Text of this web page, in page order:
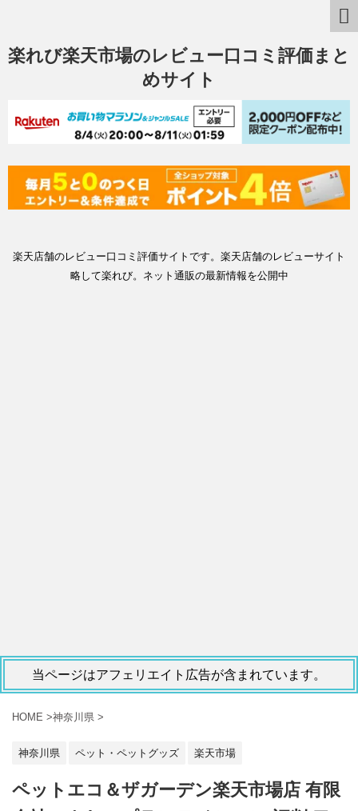
楽れび楽天市場のレビュー口コミ評価まと
めサイト
楽天店舗のレビュー口コミ評価サイトです。楽天店舗のレビューサイト
略して楽れび。ネット通販の最新情報を公開中
当ページはアフェリエイト広告が含まれています。
HOME >神奈川県 >
神奈川県 ペット・ペットグッズ 楽天市場
ペットエコ＆ザガーデン楽天市場店 有限